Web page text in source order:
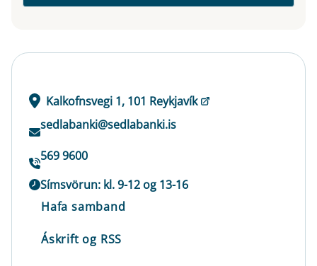
Kalkofnsvegi 1, 101 Reykjavík
sedlabanki@sedlabanki.is
569 9600
Símsvörun: kl. 9-12 og 13-16
Hafa samband
Áskrift og RSS